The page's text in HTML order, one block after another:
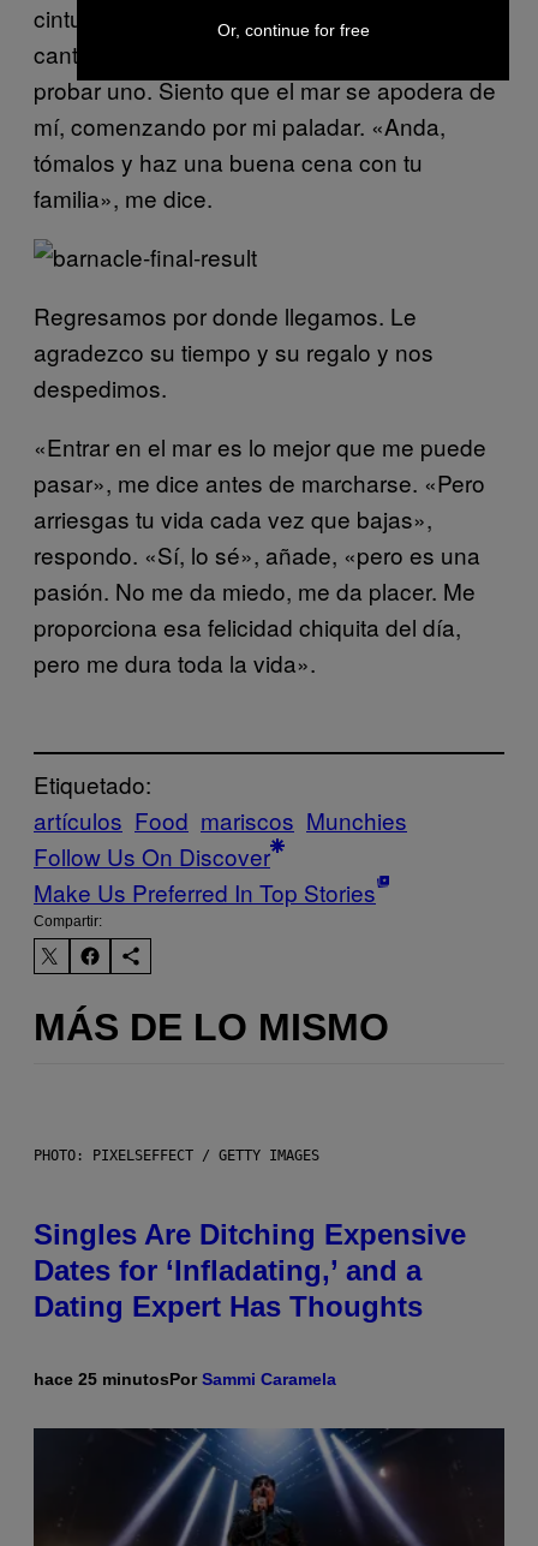
cintura. Lo que a mi parece una buena
cantidad, para él es muy poco. Me da a
probar uno. Siento que el mar se apodera de
mí, comenzando por mi paladar. «Anda,
tómalos y haz una buena cena con tu
familia», me dice.
Regresamos por donde llegamos. Le
agradezco su tiempo y su regalo y nos
despedimos.
«Entrar en el mar es lo mejor que me puede
pasar», me dice antes de marcharse. «Pero
arriesgas tu vida cada vez que bajas»,
respondo. «Sí, lo sé», añade, «pero es una
pasión. No me da miedo, me da placer. Me
proporciona esa felicidad chiquita del día,
pero me dura toda la vida».
Etiquetado:
artículos Food mariscos Munchies
Follow Us On Discover
Make Us Preferred In Top Stories
Compartir:
MÁS DE LO MISMO
PHOTO: PIXELSEFFECT / GETTY IMAGES
Singles Are Ditching Expensive
Dates for ‘Infladating,’ and a
Dating Expert Has Thoughts
hace 25 minutosPorSammi Caramela
Or, continue for free